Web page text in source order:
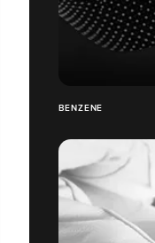
BENZENE